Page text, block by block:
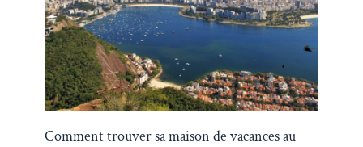
Comment trouver sa maison de vacances au